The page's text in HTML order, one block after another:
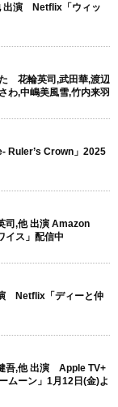
出演 Netflix「ウィッ
花輪英司,武田華,渡辺
わ,中嶋美風雪,竹内来羽
Ruler’s Crown」2025
司,他 出演 Amazon
イス」配信中
Netflix「ディーと仲
吾,他 出演 Apple TV+
ムーン」1月12日(金)よ